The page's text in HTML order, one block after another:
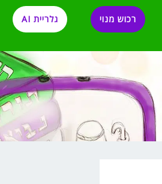
רכוש מנוי גלריית AI